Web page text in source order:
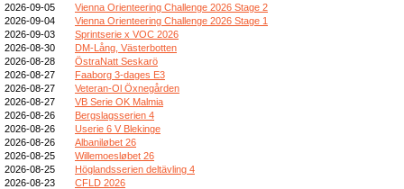
2026-09-05
Vienna Orienteering Challenge 2026 Stage 2
2026-09-04
Vienna Orienteering Challenge 2026 Stage 1
2026-09-03
Sprintserie x VOC 2026
2026-08-30
DM-Lång, Västerbotten
2026-08-28
ÖstraNatt Seskarö
2026-08-27
Faaborg 3-dages E3
2026-08-27
Veteran-Ol Öxnegården
2026-08-27
VB Serie OK Malmia
2026-08-26
Bergslagsserien 4
2026-08-26
Userie 6 V Blekinge
2026-08-26
Albaniløbet 26
2026-08-25
Willemoesløbet 26
2026-08-25
Höglandsserien deltävling 4
2026-08-23
CFLD 2026